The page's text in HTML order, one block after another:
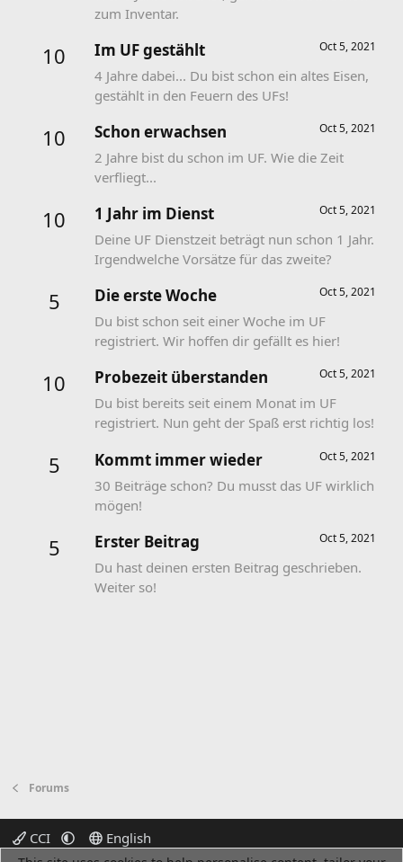
zum Inventar.
10 Oct 5, 2021
Im UF gestählt
4 Jahre dabei... Du bist schon ein altes Eisen,
gestählt in den Feuern des UFs!
10 Oct 5, 2021
Schon erwachsen
2 Jahre bist du schon im UF. Wie die Zeit
verfliegt...
10 Oct 5, 2021
1 Jahr im Dienst
Deine UF Dienstzeit beträgt nun schon 1 Jahr.
Irgendwelche Vorsätze für das zweite?
5 Oct 5, 2021
Die erste Woche
Du bist schon seit einer Woche im UF
registriert. Wir hoffen dir gefällt es hier!
10 Oct 5, 2021
Probezeit überstanden
Du bist bereits seit einem Monat im UF
registriert. Nun geht der Spaß erst richtig los!
5 Oct 5, 2021
Kommt immer wieder
30 Beiträge schon? Du musst das UF wirklich
mögen!
5 Oct 5, 2021
Erster Beitrag
Du hast deinen ersten Beitrag geschrieben.
Weiter so!
Forums
CCI English